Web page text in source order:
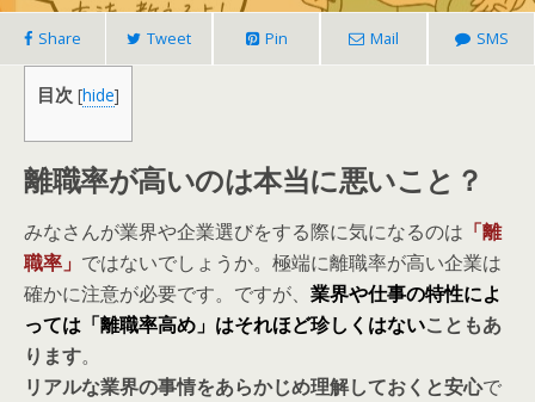
Share Tweet Pin Mail SMS
目次 [hide]
離職率が高いのは本当に悪いこと？
みなさんが業界や企業選びをする際に気になるのは 「離
職率」 ではないでしょうか。極端に離職率が高い企業は
確かに注意が必要です。ですが、 業界や仕事の特性によ
っては「離職率高め」はそれほど珍しくはないこともあ
ります。
リアルな業界の事情をあらかじめ理解しておくと安心で